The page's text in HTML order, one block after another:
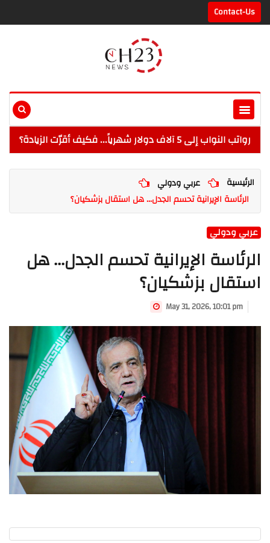
Contact-Us
رواتب النواب إلى 5 آلاف دولار شهرياً... فكيف أقرّت الزيادة؟
الرئيسية
عربي ودولي
الرئاسة الإيرانية تحسم الجدل... هل استقال بزشكيان؟
عربي ودولي
الرئاسة الإيرانية تحسم الجدل... هل
استقال بزشكيان؟
May 31, 2026, 10:01 pm